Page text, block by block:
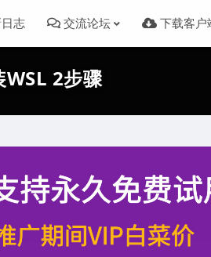
志 交流论坛 下载客户
WSL 2步骤